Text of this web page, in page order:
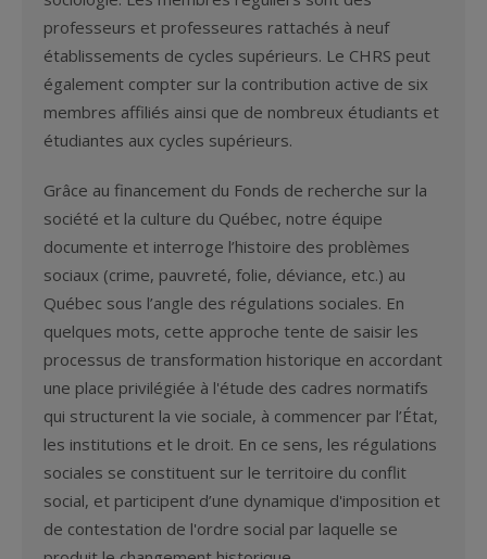
professeurs et professeures rattachés à neuf
établissements de cycles supérieurs. Le CHRS peut
également compter sur la contribution active de six
membres affiliés ainsi que de nombreux étudiants et
étudiantes aux cycles supérieurs.
Grâce au financement du Fonds de recherche sur la
société et la culture du Québec, notre équipe
documente et interroge l’histoire des problèmes
sociaux (crime, pauvreté, folie, déviance, etc.) au
Québec sous l’angle des régulations sociales. En
quelques mots, cette approche tente de saisir les
processus de transformation historique en accordant
une place privilégiée à l'étude des cadres normatifs
qui structurent la vie sociale, à commencer par l’État,
les institutions et le droit. En ce sens, les régulations
sociales se constituent sur le territoire du conflit
social, et participent d’une dynamique d'imposition et
de contestation de l'ordre social par laquelle se